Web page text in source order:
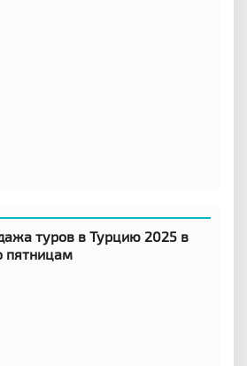
туров в Турцию 2025 в
пятницам